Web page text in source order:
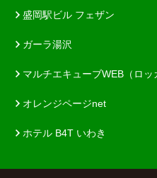
盛岡駅ビル フェザン
ガーラ湯沢
マルチエキューブWEB（ロッ
オレンジページnet
ホテル B4T いわき